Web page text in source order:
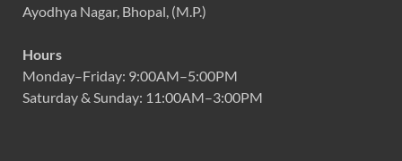
Ayodhya Nagar, Bhopal, (M.P.)
Hours
Monday–Friday: 9:00AM–5:00PM
Saturday & Sunday: 11:00AM–3:00PM